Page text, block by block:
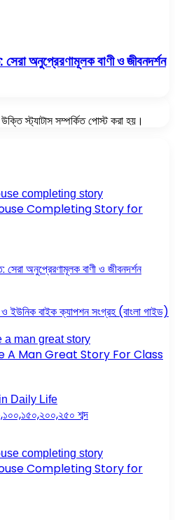
অনুপ্রেরণামূলক বাণী ও জীবনদর্শন
স্ট্যাটাস সম্পর্কিত পোস্ট করা হয়।
Completing Story for
অনুপ্রেরণামূলক বাণী ও জীবনদর্শন
বাইক ক্যাপশন সংগ্রহ (বাংলা গাইড)
A Man Great Story For Class
শব্দ
Completing Story for